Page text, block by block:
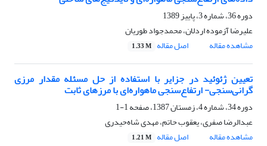
دوره 36، شماره 3، پاییز 1389
علیرضا آزموده اردلان، محمدجواد طوریان
مشاهده مقاله
اصل مقاله 1.33 M
تعیین ژئوئید در جزایر با استفاده از حل مسئله مقدار مرزی
گرانی‌سنجی- ارتفاع‌سنجی ماهواره‌ای با مرزهای ثابت
دوره 34، شماره 4، زمستان 1387، صفحه
1-1
عبدالرضا صفری، یعقوب حاتم، مهدی شاه‌حیدری
مشاهده مقاله
اصل مقاله 1.21 M